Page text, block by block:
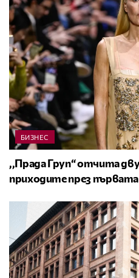
БИЗНЕС
,,Прада Груп“ отчита
приходите през първата